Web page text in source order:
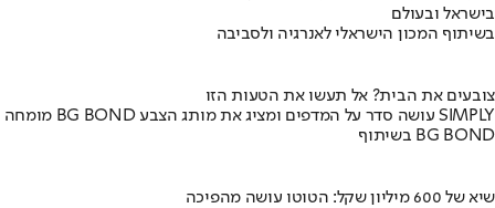
בישראל ובעולם
בשיתוף המכון הישראלי לאנרגיה ולסביבה
צובעים את הבית? אל תעשו את הטעות הזו
מומחה BG BOND עושה סדר על המדפים ומציג את מותג הצבע SIMPLY
בשיתוף BG BOND
שיא של 600 מיליון שקל: הטוטו עושה מהפיכה